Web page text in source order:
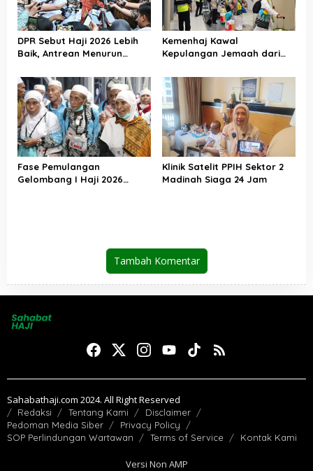
DPR Sebut Haji 2026 Lebih
Baik, Antrean Menurun
Kemenhaj Kawal
Kepulangan Jemaah dari
Akan Didistribusikan di
Tanah Air
Fase Pemulangan
Gelombang I Haji 2026
Klinik Satelit PPIH Sektor 2
Madinah Siaga 24 Jam
Tambah Komentar
Sahabathaji.com 2024. All Right Reserved
Redaksi Tentang Kami
Disclaimer
Pedoman Media Siber
Privacy Policy
SOP Perlindungan Wartawan
Terms of Service Kontak Kami
Versi Non AMP